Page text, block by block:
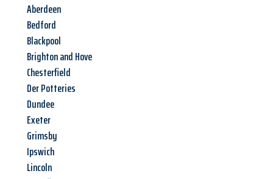
Aberdeen
Bedford
Blackpool
Brighton and Hove
Chesterfield
Der Potteries
Dundee
Exeter
Grimsby
Ipswich
Lincoln